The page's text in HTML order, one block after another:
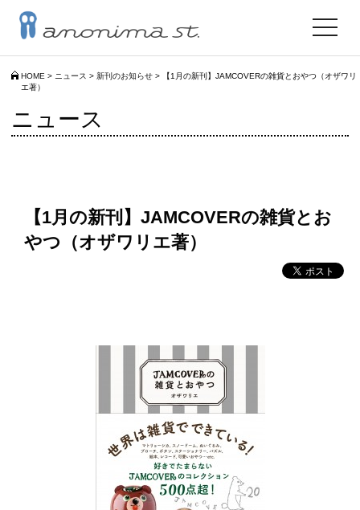
HOME > ニュース > 新刊のお知らせ >
【1月の新刊】JAMCOVERの雑貨とおやつ（オザワリ
エ著）
toggle
ニュース
【1月の新刊】JAMCOVERの雑貨とお
やつ（オザワリエ著）